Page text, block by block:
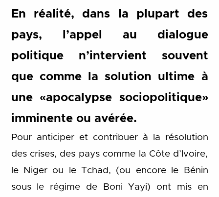
En réalité, dans la plupart des
pays, l’appel au dialogue
politique n’intervient souvent
que comme la solution ultime à
une «apocalypse sociopolitique»
imminente ou avérée.
Pour anticiper et contribuer à la résolution
des crises, des pays comme la Côte d’Ivoire,
le Niger ou le Tchad, (ou encore le Bénin
sous le régime de Boni Yayi) ont mis en